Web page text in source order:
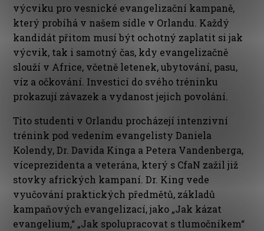
výcviku pro vesnické evangelizační kampaně,
který probíhá v našem sídle v Orlandu. Každý
kandidát přitom musí být ochotný zaplatit si jak
výcvik, tak i samotný čas, kdy evangelizačně
slouží v Africe, včetně letenek, ubytování, pasu,
víz a očkování. Investicí do svého tréninku
prokazují závazek a vydanost jejich povolání.
Tito studenti v Orlandu procházejí intenzivní
trénink pod vedením evangelisty Daniela
Kolendy, Dr. Davida Kinga a Petera Vandenberga,
víceprezidenta a veterána, který s CfaN zažil již
stovky afrických kampaní. Dr. King vede
vyučování praktických předmětů, základů
kampaňových evangelizací, jako „Jak kázat
evangelium,“ „Jak spolupracovat s tlumočníkem“